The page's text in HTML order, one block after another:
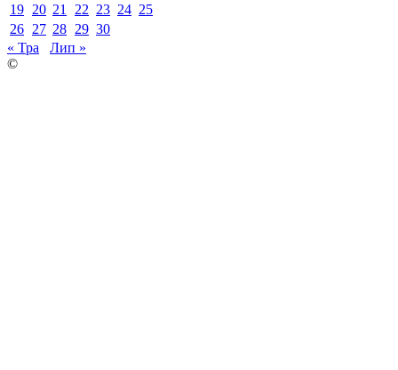
19 20 21 22 23 24 25
26 27 28 29 30
« Тра
Лип »
©